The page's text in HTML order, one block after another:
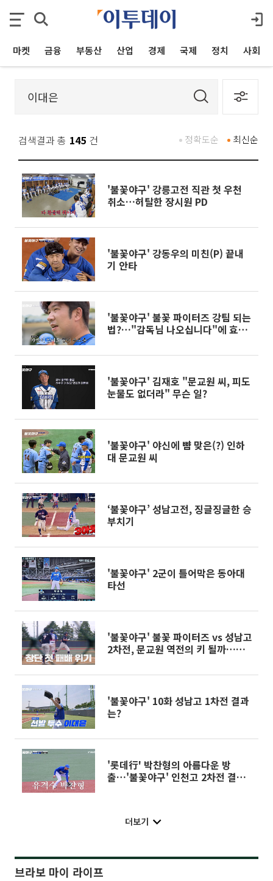
마켓 금융 부동산 산업 경제 국제 정치 사회
검색결과 총 145 건 최신순
정확도순
'불꽃야구' 강릉고전 직관 첫 우천
취소…허탈한 장시원 PD
'불꽃야구' 강동우의 미친(P) 끝내
기 안타
'불꽃야구' 불꽃 파이터즈 강팀 되는
법?…"감독님 나오십니다"에 효과
'불꽃야구' 김재호 "문교원 씨, 피도
눈물도 없더라" 무슨 일?
'불꽃야구' 야신에 뺨 맞은(?) 인하
대 문교원 씨
‘불꽃야구’ 성남고전, 징글징글한 승
부치기
'불꽃야구' 2군이 틀어막은 동아대
타선
'불꽃야구' 불꽃 파이터즈 vs 성남고
2차전, 문교원 역전의 키 될까…니
'불꽃야구' 10화 성남고 1차전 결과
는?
'롯데行' 박찬형의 아름다운 방
출…'불꽃야구' 인천고 2차전 결과
더보기
브라보 마이 라이프